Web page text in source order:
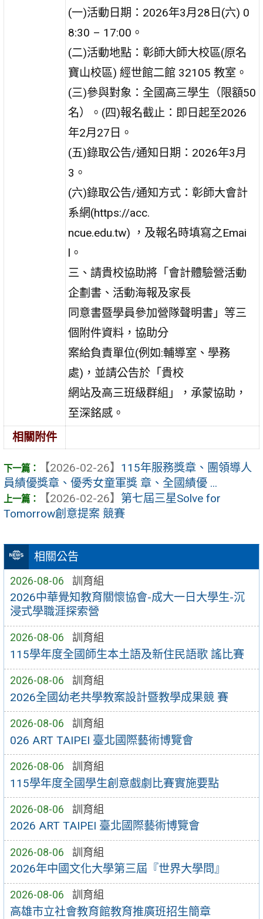
相關公告
2026-08-06 訓育組
2026中華覺知教育關懷協會-成大一日大學生-沉
浸式學職涯探索營
2026-08-06 訓育組
115學年度全國師生本土語及新住民語歌 謠比賽
2026-08-06 訓育組
2026全國幼老共學教案設計暨教學成果競 賽
2026-08-06 訓育組
026 ART TAIPEI 臺北國際藝術博覽會
2026-08-06 訓育組
115學年度全國學生創意戲劇比賽實施要點
2026-08-06 訓育組
2026 ART TAIPEI 臺北國際藝術博覽會
2026-08-06 訓育組
2026年中國文化大學第三屆『世界大學問』
2026-08-06 訓育組
高雄市立社會教育館教育推廣班招生簡章
(一)活動日期：2026年3月28日(六) 0
8:30 – 17:00。
(二)活動地點：彰師大師大校區(原名
寶山校區) 經世館二館 32105 教室。
(三)參與對象：全國高三學生（限額50
名）。(四)報名截止：即日起至2026
年2月27日。
(五)錄取公告/通知日期：2026年3月
3。
(六)錄取公告/通知方式：彰師大會計
系網(https://acc.
ncue.edu.tw) ，及報名時填寫之Emai
l。
三、請貴校協助將「會計體驗營活動
企劃書、活動海報及家長
同意書暨學員參加營隊聲明書」等三
個附件資料，協助分
案給負責單位(例如:輔導室、學務
處)，並請公告於「貴校
網站及高三班級群組」，承蒙協助，
至深銘感。
相關附件
【2026-02-26】 115年服務獎章、團領導人
員績優獎章、優秀女童軍獎 章、全國績優 ...
【2026-02-26】 第七屆三星Solve for
Tomorrow創意提案 競賽